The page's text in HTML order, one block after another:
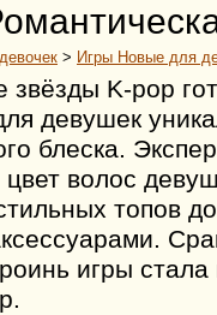
> Игры Новые для
звёзды K-pop
девушек
блеска.
цвет волос
топов
игры